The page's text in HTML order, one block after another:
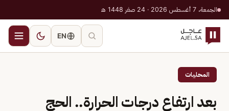
الجمعة، 7 أغسطس 2026 · 24 صفر 1448 هـ
EN
المحليات
بعد ارتفاع درجات الحرارة.. الحج